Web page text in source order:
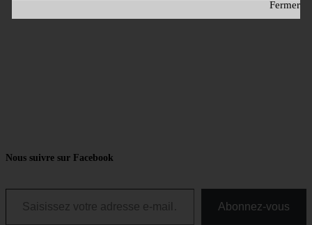
Nous suivre sur Facebook
Saisissez votre adresse e-mail…
Abonnez-vous